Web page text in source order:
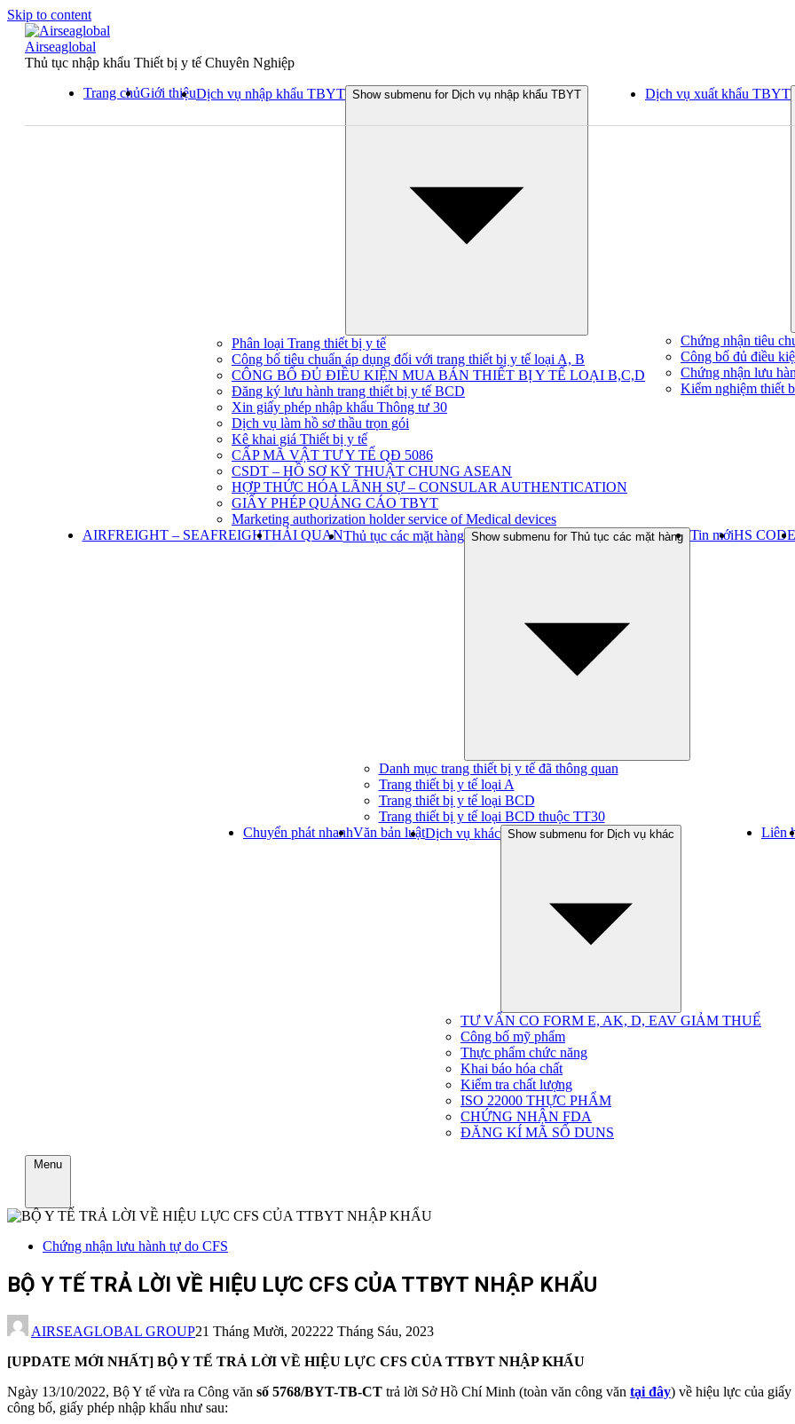
Skip to content
Airseaglobal
Thủ tục nhập khẩu Thiết bị y tế Chuyên Nghiệp
Trang chủGiới thiệuDịch vụ nhập khẩu TBYT Show submenu for Dịch vụ nhập khẩu TBYT
Phân loại Trang thiết bị y tế
Công bố tiêu chuẩn áp dụng đối với trang thiết bị y tế loại A, B
CÔNG BỐ ĐỦ ĐIỀU KIỆN MUA BÁN THIẾT BỊ Y TẾ LOẠI B,C,D
Đăng ký lưu hành trang thiết bị y tế BCD
Xin giấy phép nhập khẩu Thông tư 30
Dịch vụ làm hồ sơ thầu trọn gói
Kê khai giá Thiết bị y tế
CẤP MÃ VẬT TƯ Y TẾ QĐ 5086
CSDT – HỒ SƠ KỸ THUẬT CHUNG ASEAN
HỢP THỨC HÓA LÃNH SỰ – CONSULAR AUTHENTICATION
GIẤY PHÉP QUẢNG CÁO TBYT
Marketing authorization holder service of Medical devices
Dịch vụ xuất khẩu TBYT
Chứng nhận tiêu
Công bố đủ điều
Chứng nhận lưu
Kiểm nghiệm thiết
AIRFREIGHT – SEAFREIGHTHẢI QUANThủ tục các mặt hàng Show submenu for Thủ tục các mặt hàng
Danh mục trang thiết bị y tế đã thông quan
Trang thiết bị y tế loại A
Trang thiết bị y tế loại BCD
Trang thiết bị y tế loại BCD thuộc TT30
Tin mớiHS CODE
Chuyển phát nhanhVăn bản luậtDịch vụ khác Show submenu for Dịch vụ khác
TƯ VẤN CO FORM E, AK, D, EAV GIẢM THUẾ
Công bố mỹ phẩm
Thực phẩm chức năng
Khai báo hóa chất
Kiểm tra chất lượng
ISO 22000 THỰC PHẨM
CHỨNG NHẬN FDA
ĐĂNG KÍ MÃ SỐ DUNS
Liên
Menu
Chứng nhận lưu hành tự do CFS
BỘ Y TẾ TRẢ LỜI VỀ HIỆU LỰC CFS CỦA TTBYT NHẬP KHẨU
AIRSEAGLOBAL GROUP21 Tháng Mười, 202222 Tháng Sáu, 2023
[UPDATE MỚI NHẤT] BỘ Y TẾ TRẢ LỜI VỀ HIỆU LỰC CFS CỦA TTBYT NHẬP KHẨU
Ngày 13/10/2022, Bộ Y tế vừa ra Công văn số 5768/BYT-TB-CT trả lời Sở Hồ Chí Minh (toàn văn công văn tại đây) về hiệu lực của
công bố, giấy phép nhập khẩu như sau: